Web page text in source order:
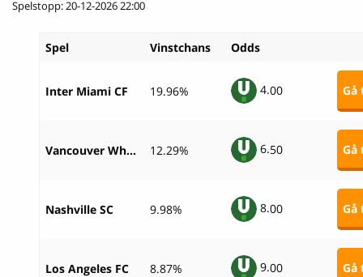
Spelstopp: 20-12-2026 22:00
Spel Vinstchans Odds
Inter Miami CF 19.96% 4.00 Gå
Vancouver Whitecaps 12.29% 6.50 Gå
Nashville SC 9.98% 8.00 Gå
Los Angeles FC 8.87% 9.00 Gå